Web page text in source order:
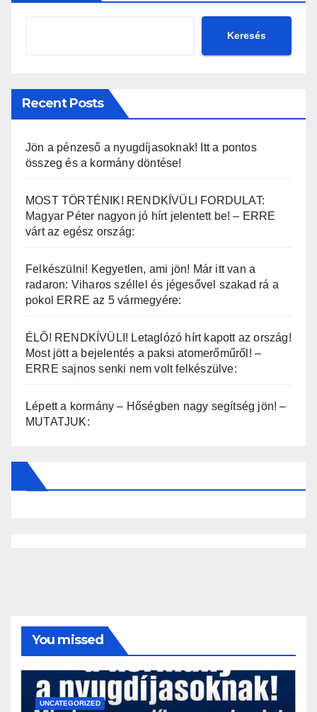
Keresés
Recent Posts
Jön a pénzeső a nyugdíjasoknak! Itt a pontos
összeg és a kormány döntése!
MOST TÖRTÉNIK! RENDKÍVÜLI FORDULAT:
Magyar Péter nagyon jó hírt jelentett be! – ERRE
várt az egész ország:
Felkészülni! Kegyetlen, ami jön! Már itt van a
radaron: Viharos széllel és jégesővel szakad rá a
pokol ERRE az 5 vármegyére:
ÉLŐ! RENDKÍVÜLI! Letaglózó hírt kapott az ország!
Most jött a bejelentés a paksi atomerőműről! –
ERRE sajnos senki nem volt felkészülve:
Lépett a kormány – Hőségben nagy segítség jön! –
MUTATJUK:
You missed
UNCATEGORIZED